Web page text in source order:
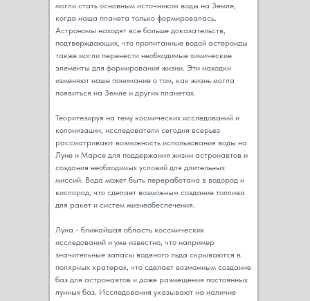
могли стать основным источником воды на Земле,
когда наша планета только формировалась.
Астрономы находят все больше доказательств,
подтверждающих, что пропитанные водой астероиды
также могли перенести необходимые химические
элементы для формирования жизни. Эти находки
изменяют наше понимание о том, как жизнь могла
появиться на Земле и других планетах.
Теоритезируя на тему космических исследований и
колонизации, исследователи сегодня всерьез
рассматривают возможность использования воды на
Луне и Марсе для поддержания жизни астронавтов и
создания необходимых условий для длительных
миссий. Вода может быть переработана в водород и
кислород, что сделает возможным создание топлива
для ракет и систем жизнеобеспечения.
Луна - ближайшая область коссмических
исследований и уже известно, что например
значительные запасы водяного льда скрываются в
полярных кратерах, что сделает возможным создание
баз для астронавтов и даже размещения постоянных
лунных баз. Исследования указывают на наличие